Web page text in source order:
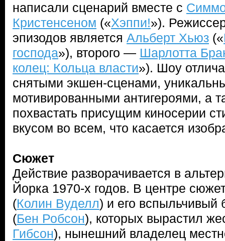
написали сценарий вместе с
Кристенсеном («Хэппи!»).
эпизодов является Альберт Хьюз («
господа»), второго — Шарлотта
колец: Кольца власти»). Шоу
снятыми экшен-сценами,
мотивированными антигероями, а
похвастать присущим киносерии
вкусом во всем, что касается
Сюжет
Действие разворачивается в
Йорка 1970-х годов. В центре
(Колин Вуделл) и его вспыльчивый
(Бен Робсон), которых вырастил
Гибсон), нынешний владелец